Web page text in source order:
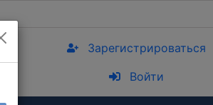
Зарегистрироваться
Войти